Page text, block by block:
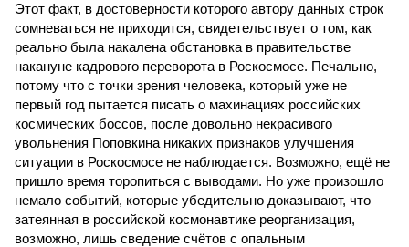
Этот факт, в достоверности которого автору данных строк
сомневаться не приходится, свидетельствует о том, как
реально была накалена обстановка в правительстве
накануне кадрового переворота в Роскосмосе. Печально,
потому что с точки зрения человека, который уже не
первый год пытается писать о махинациях российских
космических боссов, после довольно некрасивого
увольнения Поповкина никаких признаков улучшения
ситуации в Роскосмосе не наблюдается. Возможно, ещё не
пришло время торопиться с выводами. Но уже произошло
немало событий, которые убедительно доказывают, что
затеянная в российской космонавтике реорганизация,
возможно, лишь сведение счётов с опальным